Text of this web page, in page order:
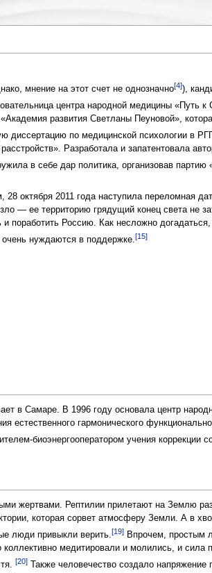
мнение на этот счет не однозначно[4]),
центра народной медицины «Путь к
развития Светланы Пеуновой»,
диссертацию по медицинской психологии в
Разработала и запатентовала
в себе дар политика, организовав партию
28 октября 2011 года наступила переломная
— ее территорию грядущий конец света не
поработить Россию. Как несложно
нуждаются в поддержке.[15]
в Самаре. В 1996 году основала центр
естественного гармонического
биоэнергооператором учения коррекции
жертвами. Рептилии прилетают на Землю
которая сорвет атмосферу Земли. А в
люди привыкли верить.[19]Впрочем, простым
медитировали и молились, и сила
[20]Также человечество создало напряжение